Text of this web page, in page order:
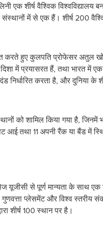
शीर्ष वैश्विक विश्वविद्यालय
में से एक हैं। शीर्ष 200
करते हुए कुलपति प्रोफेसर अतुल
में प्रयासरत हैं, तथा भारत में एक
निर्धारित करता है, और दुनिया
को शामिल किया गया है,
आई तथा 11 अपनी रैंक या बैंड में
से पूर्ण मान्यता के साथ एक
प्लेसमेंट और विश्व
शीर्ष 100 स्थान पर है।